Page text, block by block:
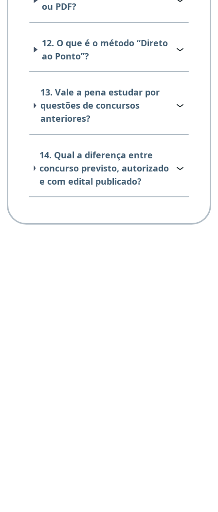
ou PDF?
12. O que é o método “Direto
ao Ponto”?
13. Vale a pena estudar por
questões de concursos
anteriores?
14. Qual a diferença entre
concurso previsto, autorizado
e com edital publicado?